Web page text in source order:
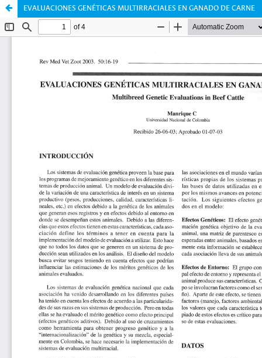
EVALUACIONES GENÉTICAS MULTIRRACIALES EN GANADO DE CARNE